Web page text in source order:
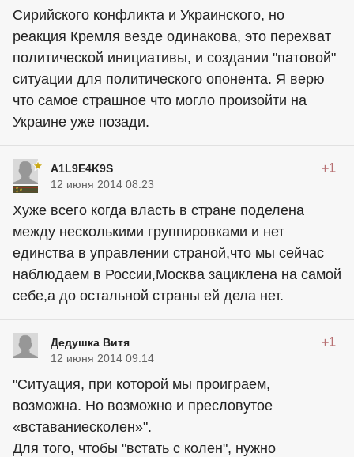
Сирийского конфликта и Украинского, но
реакция Кремля везде одинакова, это перехват
политической инициативы, и создании "патовой"
ситуации для политического опонента. Я верю
что самое страшное что могло произойти на
Украине уже позади.
A1L9E4K9S +1
12 июня 2014 08:23
Хуже всего когда власть в стране поделена
между несколькими группировками и нет
единства в управлении страной,что мы сейчас
наблюдаем в России,Москва зациклена на самой
себе,а до остальной страны ей дела нет.
Дедушка Витя +1
12 июня 2014 09:14
"Ситуация, при которой мы проиграем,
возможна. Но возможно и пресловутое
«вставаниесколен»".
Для того, чтобы "встать с колен", нужно